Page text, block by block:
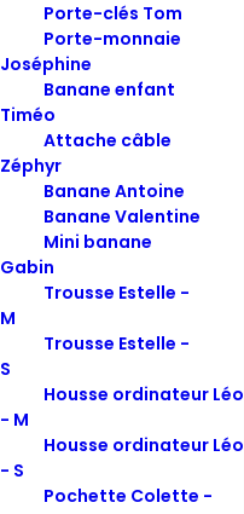
Porte-clés Tom
Porte-monnaie
Joséphine
Banane enfant
Timéo
Attache câble
Zéphyr
Banane Antoine
Banane Valentine
Mini banane
Gabin
Trousse Estelle -
M
Trousse Estelle -
S
Housse ordinateur Léo
- M
Housse ordinateur Léo
- S
Pochette Colette -